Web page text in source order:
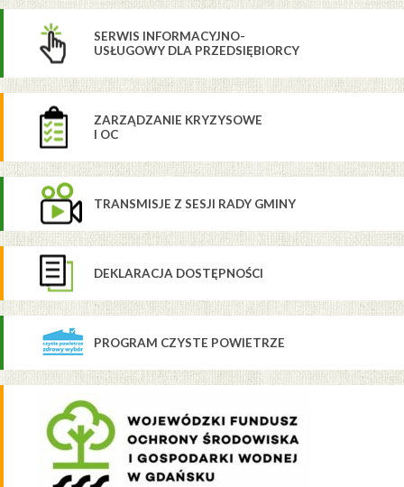
SERWIS INFORMACYJNO-
USŁUGOWY DLA PRZEDSIĘBIORCY
ZARZĄDZANIE KRYZYSOWE
I OC
TRANSMISJE Z SESJI RADY GMINY
DEKLARACJA DOSTĘPNOŚCI
PROGRAM CZYSTE POWIETRZE